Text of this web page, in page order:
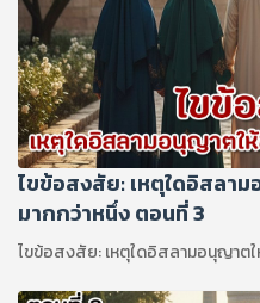
ไขข้อสงสัย: เหตุใดอิสลา
มากกว่าหนึ่ง ตอนที่ 3
ไขข้อสงสัย: เหตุใดอิสลามอนุญาต